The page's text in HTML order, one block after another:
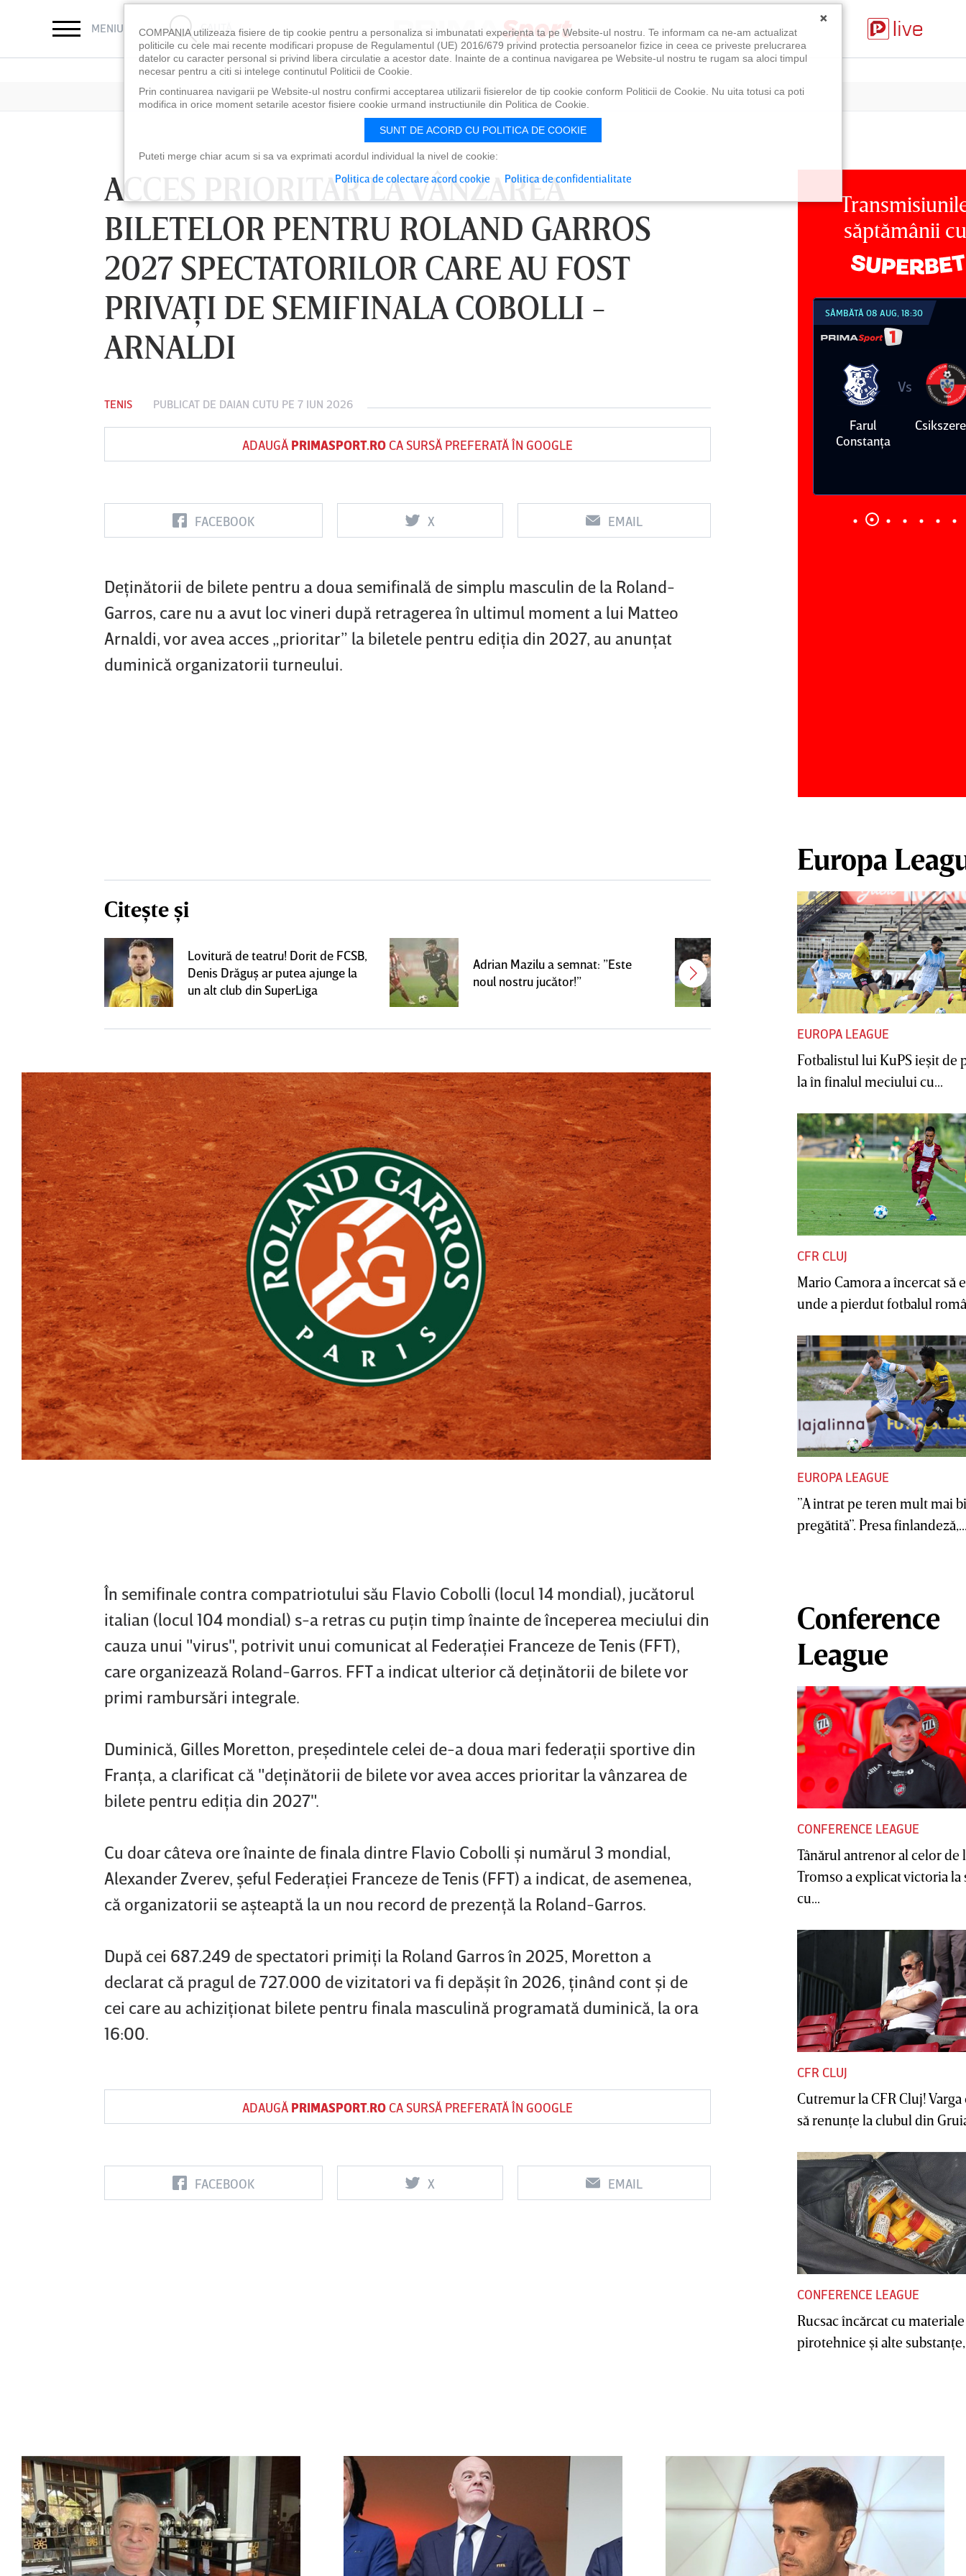
MENIU CAUTĂ
ACCES PRIORITAR LA VÂNZAREA
BILETELOR PENTRU ROLAND GARROS
2027 SPECTATORILOR CARE AU FOST
PRIVAŢI DE SEMIFINALA COBOLLI -
ARNALDI
TENIS PUBLICAT DE DAIAN CUTU PE 7 IUN 2026
ADAUGĂ PRIMASPORT.ROCA SURSĂ PREFERATĂ ÎN GOOGLE
FACEBOOK X EMAIL
Deţinătorii de bilete pentru a doua semifinală de simplu masculin de la Roland-
Garros, care nu a avut loc vineri după retragerea în ultimul moment a lui Matteo
Arnaldi, vor avea acces „prioritar” la biletele pentru ediţia din 2027, au anunţat
duminică organizatorii turneului.
Citește și
Lovitură de teatru! Dorit de FCSB,
Denis Drăguş ar putea ajunge la
un alt club din SuperLiga
Adrian Mazilu a semnat: ”Este
noul nostru jucător!”
Antonio Folha a fost demis de la
CFR Cluj! Alţi 3 jucători sunt OUT
În semifinale contra compatriotului său Flavio Cobolli (locul 14 mondial), jucătorul
italian (locul 104 mondial) s-a retras cu puţin timp înainte de începerea meciului din
cauza unui "virus", potrivit unui comunicat al Federaţiei Franceze de Tenis (FFT),
care organizează Roland-Garros. FFT a indicat ulterior că deţinătorii de bilete vor
primi rambursări integrale.
Duminică, Gilles Moretton, preşedintele celei de-a doua mari federaţii sportive din
Franţa, a clarificat că "deţinătorii de bilete vor avea acces prioritar la vânzarea de
bilete pentru ediţia din 2027".
Cu doar câteva ore înainte de finala dintre Flavio Cobolli şi numărul 3 mondial,
Alexander Zverev, şeful Federaţiei Franceze de Tenis (FFT) a indicat, de asemenea,
că organizatorii se aşteaptă la un nou record de prezenţă la Roland-Garros.
După cei 687.249 de spectatori primiţi la Roland Garros în 2025, Moretton a
declarat că pragul de 727.000 de vizitatori va fi depăşit în 2026, ţinând cont şi de
cei care au achiziţionat bilete pentru finala masculină programată duminică, la ora
16:00.
ADAUGĂ PRIMASPORT.ROCA SURSĂ PREFERATĂ ÎN GOOGLE
FACEBOOK X EMAIL
săptămânii cu
LUNI 10 AUG, 18:30
FC Botoşani
Corvinul
LUNI 10 AUG, 21:30
Sepsi OSK Sf
Gheorghe
FCSB
VINERI 07 AUG, 21:00
UTA Arad Rapid
Farul
SÂMBĂTĂ 08 AUG, 21:30
Dinamo
Vs
FC
Europa
EUROPA LEAGUE
Fotbalistul lui KuPS ieşit de
la în finalul meciului cu...
CFR CLUJ
Mario Camora a încercat să
unde a pierdut fotbalul
EUROPA LEAGUE
”A intrat pe teren mult mai
pregătită”. Presa
Conference
League
CONFERENCE LEAGUE
Tânărul antrenor al celor de
Tromso a explicat victoria la
cu...
CFR CLUJ
Cutremur la CFR Cluj! Varga
să renunţe la clubul din
CONFERENCE LEAGUE
Rucsac încărcat cu materiale
pirotehnice şi alte substanţe,
×
COMPANIA utilizeaza fisiere de tip cookie pentru a personaliza si imbunatati experienta ta pe Website-ul nostru. Te informam ca ne-am actualizat
politicile cu cele mai recente modificari propuse de Regulamentul (UE) 2016/679 privind protectia persoanelor fizice in ceea ce priveste prelucrarea
datelor cu caracter personal si privind libera circulatie a acestor date. Inainte de a continua navigarea pe Website-ul nostru te rugam sa aloci timpul
necesar pentru a citi si intelege continutul Politicii de Cookie.
Prin continuarea navigarii pe Website-ul nostru confirmi acceptarea utilizarii fisierelor de tip cookie conform Politicii de Cookie. Nu uita totusi ca poti
modifica in orice moment setarile acestor fisiere cookie urmand instructiunile din Politica de Cookie.
SUNT DE ACORD CU POLITICA DE COOKIE
Puteti merge chiar acum si sa va exprimati acordul individual la nivel de cookie:
Politica de colectare acord cookie Politica de confidentialitate